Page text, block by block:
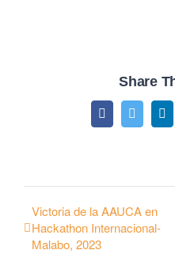
Share
FacebookTwitter
Victoria de la AAUCA en
Hackathon Internacional-
Malabo, 2023